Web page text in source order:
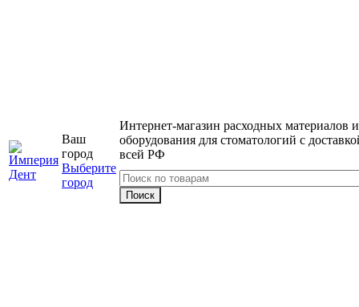
Ваш
город
Выберите
город
Интернет-магазин расходных материалов и
оборудования для стоматологий с
всей РФ